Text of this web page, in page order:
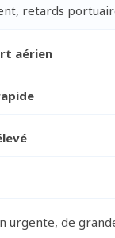
retards
aérien
urgente, de